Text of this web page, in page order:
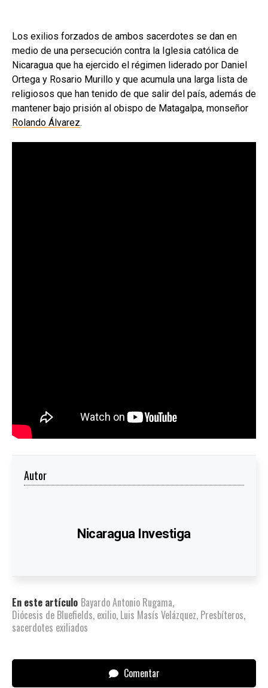
Los exilios forzados de ambos sacerdotes se dan en
medio de una persecución contra la Iglesia católica de
Nicaragua que ha ejercido el régimen liderado por Daniel
Ortega y Rosario Murillo y que acumula una larga lista de
religiosos que han tenido de que salir del país, además de
mantener bajo prisión al obispo de Matagalpa, monseñor
Rolando Álvarez.
Autor
Nicaragua Investiga
En este artículo Bayardo Antonio Rugama,
Diócesis de Bluefields, exilio, Luis Masís Velázquez, Presbíteros,
sacerdotes exiliados
Comentar